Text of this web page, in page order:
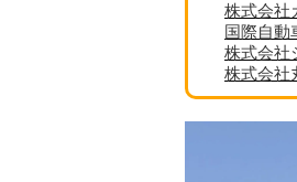
株式会社
国際自動
株式会社
株式会社